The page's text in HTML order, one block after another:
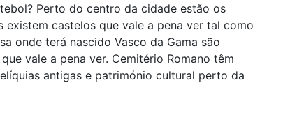
Perto do centro da cidade estão os
existem castelos que vale a pena ver tal como
onde terá nascido Vasco da Gama são
vale a pena ver. Cemitério Romano têm
antigas e património cultural perto da